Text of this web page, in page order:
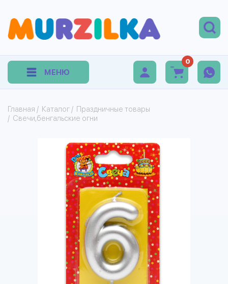
МЕНЮ
0
Главная / Каталог / Праздничные товары
/ Свечи,бенгальские огни